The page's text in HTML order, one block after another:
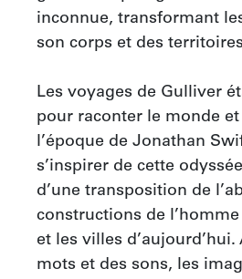
inconnue, transformant
son corps et des
Les voyages de Gulliver
pour raconter le monde et
l’époque de Jonathan
s’inspirer de cette
d’une transposition de
constructions de
et les villes d’aujourd’hui.
mots et des sons, les